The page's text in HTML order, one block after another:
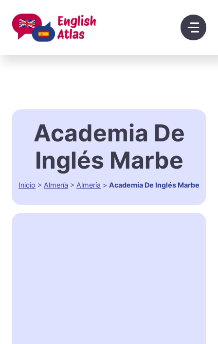
contenido
Academia De
Inglés Marbe
Inicio > Almería > Almería > Academia De Inglés Marbe